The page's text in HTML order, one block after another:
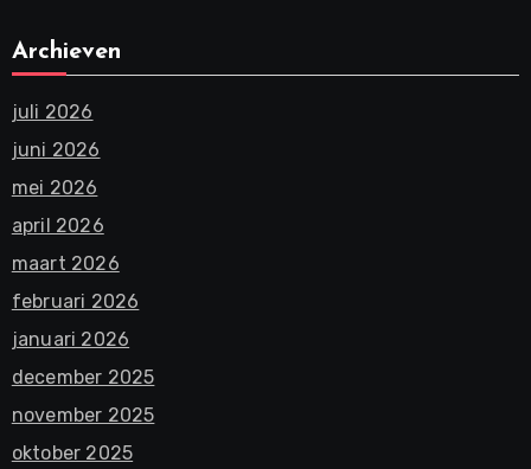
Archieven
juli 2026
juni 2026
mei 2026
april 2026
maart 2026
februari 2026
januari 2026
december 2025
november 2025
oktober 2025